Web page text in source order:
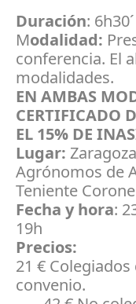
Duración: 6h30´
Modalidad:
conferencia. El
modalidades.
EN AMBAS
CERTIFICADO
EL 15% DE
Lugar:
Agrónomos de
Teniente
Fecha y hora:
19h
Precios:
21 €
convenio.